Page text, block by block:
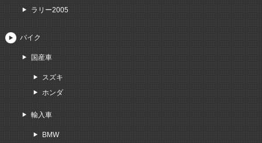
ラリー2005
バイク
国産車
スズキ
ホンダ
輸入車
BMW